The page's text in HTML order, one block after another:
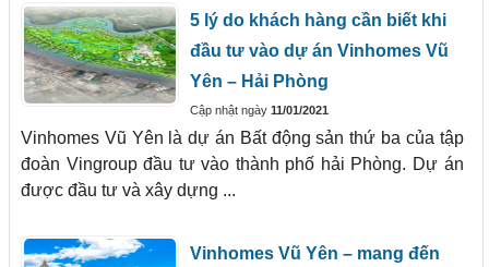
5 lý do khách hàng cần biết khi
đầu tư vào dự án Vinhomes Vũ
Yên – Hải Phòng
Cập nhật ngày 11/01/2021
Vinhomes Vũ Yên là dự án Bất động sản thứ ba của tập
đoàn Vingroup đầu tư vào thành phố hải Phòng. Dự án
được đầu tư và xây dựng ...
Vinhomes Vũ Yên – mang đến